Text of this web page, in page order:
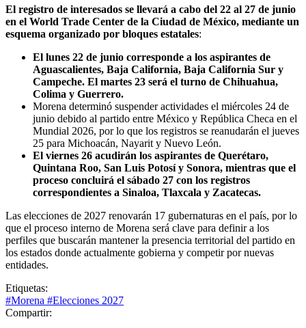
El registro de interesados se llevará a cabo del 22 al 27 de junio
en el World Trade Center de la Ciudad de México, mediante un
esquema organizado por bloques estatales:
El lunes 22 de junio corresponde a los aspirantes de
Aguascalientes, Baja California, Baja California Sur y
Campeche. El martes 23 será el turno de Chihuahua,
Colima y Guerrero.
Morena determinó suspender actividades el miércoles 24 de
junio debido al partido entre México y República Checa en el
Mundial 2026, por lo que los registros se reanudarán el jueves
25 para Michoacán, Nayarit y Nuevo León.
El viernes 26 acudirán los aspirantes de Querétaro,
Quintana Roo, San Luis Potosí y Sonora, mientras que el
proceso concluirá el sábado 27 con los registros
correspondientes a Sinaloa, Tlaxcala y Zacatecas.
Las elecciones de 2027 renovarán 17 gubernaturas en el país, por lo
que el proceso interno de Morena será clave para definir a los
perfiles que buscarán mantener la presencia territorial del partido en
los estados donde actualmente gobierna y competir por nuevas
entidades.
Etiquetas:
#Morena #Elecciones 2027
Compartir: